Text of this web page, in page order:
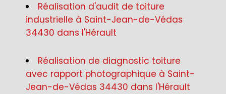
Réalisation d'audit de toiture
industrielle à Saint-Jean-de-Védas
34430 dans l'Hérault
Réalisation de diagnostic toiture
avec rapport photographique à Saint-
Jean-de-Védas 34430 dans l'Hérault